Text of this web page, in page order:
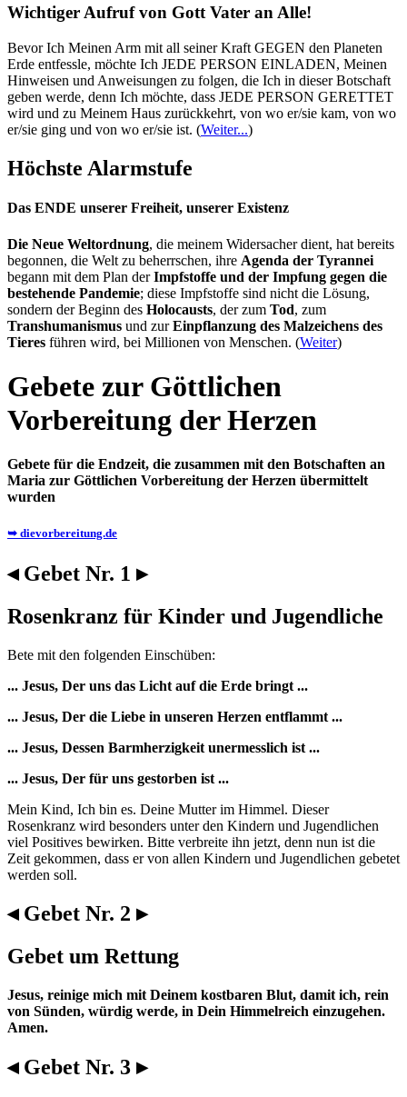
Wichtiger Aufruf von Gott Vater an Alle!
Bevor Ich Meinen Arm mit all seiner Kraft GEGEN den Planeten
Erde entfessle, möchte Ich JEDE PERSON EINLADEN, Meinen
Hinweisen und Anweisungen zu folgen, die Ich in dieser Botschaft
geben werde, denn Ich möchte, dass JEDE PERSON GERETTET
wird und zu Meinem Haus zurückkehrt, von wo er/sie kam, von wo
er/sie ging und von wo er/sie ist. (Weiter...)
Höchste Alarmstufe
Das ENDE unserer Freiheit, unserer Existenz
Die Neue Weltordnung, die meinem Widersacher dient, hat bereits
begonnen, die Welt zu beherrschen, ihre Agenda der Tyrannei
begann mit dem Plan derImpfstoffe und der Impfung gegen die
bestehende Pandemie; diese Impfstoffe sind nicht die Lösung,
sondern der Beginn des Holocausts, der zum Tod, zum
Transhumanismus und zurEinpflanzung des Malzeichens des
Tieres führen wird, bei Millionen von Menschen. (Weiter)
Gebete zur Göttlichen
Vorbereitung der Herzen
Gebete für die Endzeit, die zusammen mit den Botschaften an
Maria zur Göttlichen Vorbereitung der Herzen übermittelt
wurden
➥ dievorbereitung.de
◂ Gebet Nr. 1 ▸
Rosenkranz für Kinder und Jugendliche
Bete mit den folgenden Einschüben:
... Jesus, Der uns das Licht auf die Erde bringt ...
... Jesus, Der die Liebe in unseren Herzen entflammt ...
... Jesus, Dessen Barmherzigkeit unermesslich ist ...
... Jesus, Der für uns gestorben ist ...
Mein Kind, Ich bin es. Deine Mutter im Himmel. Dieser
Rosenkranz wird besonders unter den Kindern und Jugendlichen
viel Positives bewirken. Bitte verbreite ihn jetzt, denn nun ist die
Zeit gekommen, dass er von allen Kindern und Jugendlichen gebetet
werden soll.
◂ Gebet Nr. 2 ▸
Gebet um Rettung
Jesus, reinige mich mit Deinem kostbaren Blut, damit ich, rein
von Sünden, würdig werde, in Dein Himmelreich einzugehen.
Amen.
◂ Gebet Nr. 3 ▸